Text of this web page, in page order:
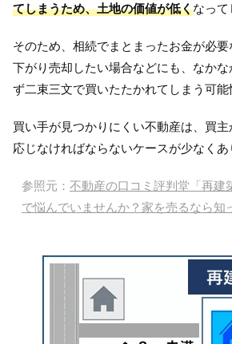
てしまうため、土地の価値が低くなって
そのため、相続でまとまったお金が必
下がり売却したい場合などにも、なか
ず二束三文で買いたたかれてしまう可能
買い手が見つかりにくい不動産は、買
応じなければならないケースが少なくあ
参照元： 不動産の口コミ評判堂「再建
で悩んでいませんか？家を売るなら知